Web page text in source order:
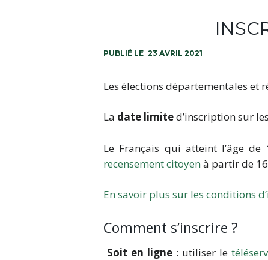
23 AVRIL 2021
Les élections départementales et
La date limited’inscription sur
Le Français qui atteint l’âge
recensement citoyenà partir de
En savoir plus sur les conditions
Comment s’inscrire ?
Soit en ligne : utiliser le